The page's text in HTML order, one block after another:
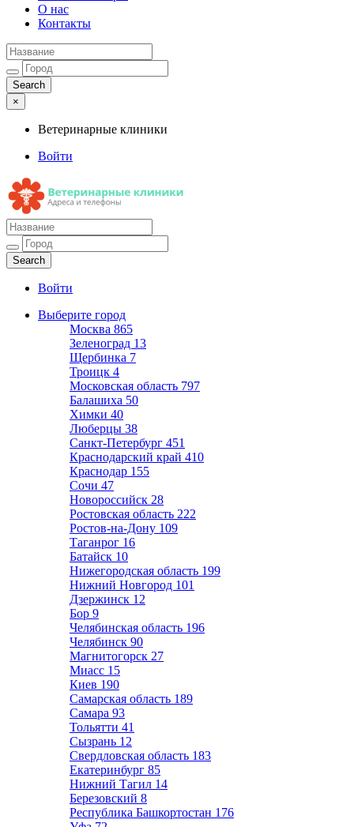
О нас
Контакты
×
Ветеринарные клиники
Войти
Ветеринарные клиники
Адреса и телефоны
Войти
Выберите город
Москва 865
Зеленоград 13
Щербинка 7
Троицк 4
Московская область 797
Балашиха 50
Химки 40
Люберцы 38
Санкт-Петербург 451
Краснодарский край 410
Краснодар 155
Сочи 47
Новороссийск 28
Ростовская область 222
Ростов-на-Дону 109
Таганрог 16
Батайск 10
Нижегородская область 199
Нижний Новгород 101
Дзержинск 12
Бор 9
Челябинская область 196
Челябинск 90
Магнитогорск 27
Миасс 15
Киев 190
Самарская область 189
Самара 93
Тольятти 41
Сызрань 12
Свердловская область 183
Екатеринбург 85
Нижний Тагил 14
Березовский 8
Республика Башкортостан 176